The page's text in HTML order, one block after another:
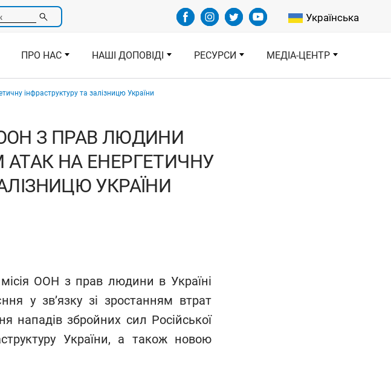
Select your
Українська
ПРО НАС НАШІ ДОПОВІДІ РЕСУРСИ МЕДІА-ЦЕНТР
інфраструктуру та залізницю України
З ПРАВ ЛЮДИНИ
НА ЕНЕРГЕТИЧНУ
УКРАЇНИ
ООН з прав людини в Україні
у зв’язку зі зростанням втрат
нападів збройних сил Російської
України, а також новою